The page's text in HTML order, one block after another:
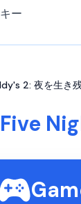
ー
2: 夜を生き残
Five